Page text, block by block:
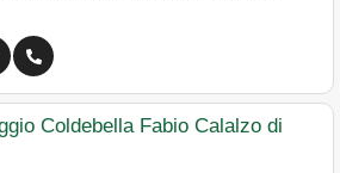
Coldebella Fabio Calalzo di